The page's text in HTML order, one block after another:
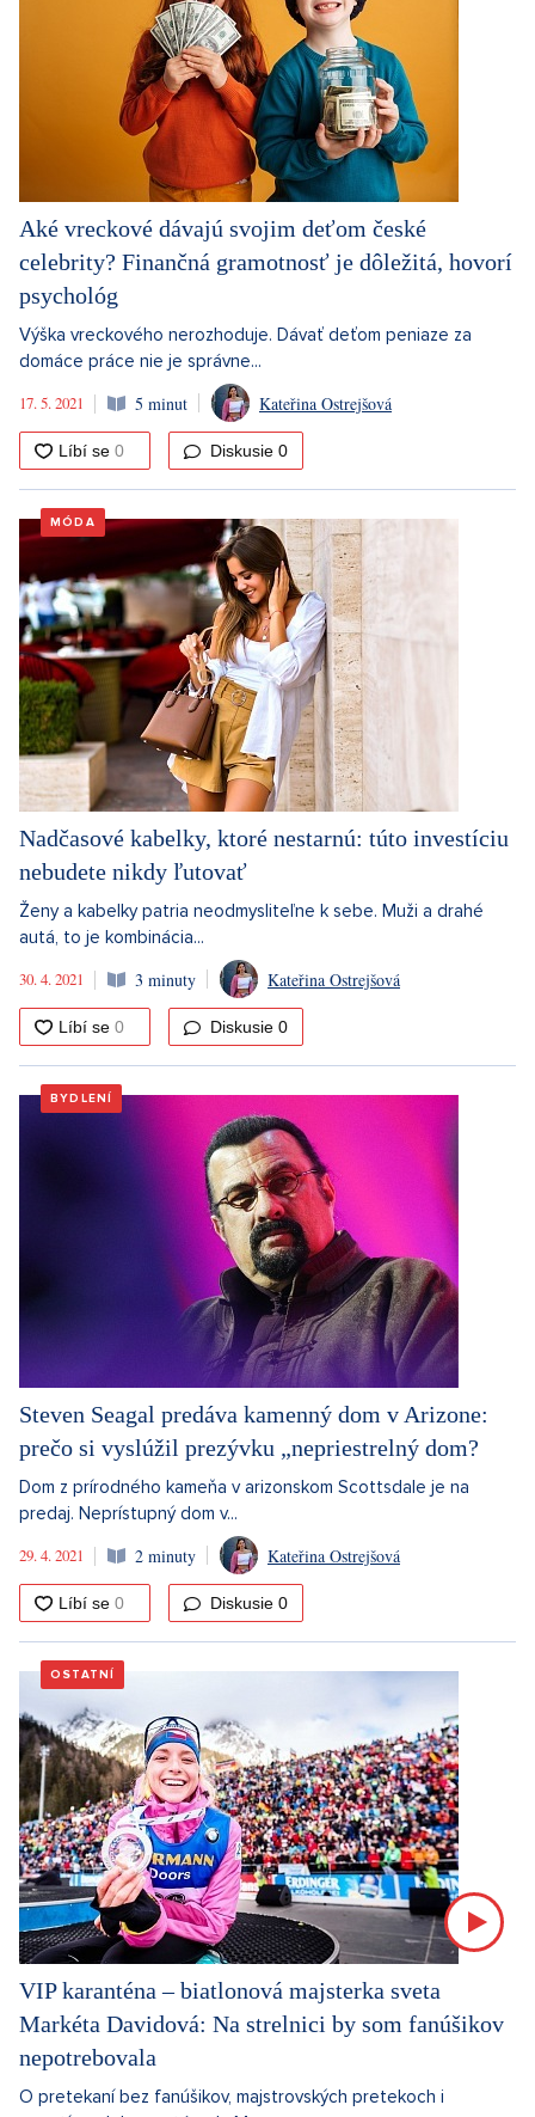
Aké vreckové dávajú svojim deťom české
celebrity? Finančná gramotnosť je dôležitá, hovorí
psychológ
Výška vreckového nerozhoduje. Dávať deťom peniaze za
domáce práce nie je správne...
17. 5. 2021
5 minut Kateřina Ostrejšová
Diskusie 0
MÓDA
Nadčasové kabelky, ktoré nestarnú: túto investíciu
nebudete nikdy ľutovať
Ženy a kabelky patria neodmysliteľne k sebe. Muži a drahé
autá, to je kombinácia...
30. 4. 2021
3 minuty Kateřina Ostrejšová
Diskusie 0
BYDLENÍ
Steven Seagal predáva kamenný dom v Arizone:
prečo si vyslúžil prezývku „nepriestrelný dom?
Dom z prírodného kameňa v arizonskom Scottsdale je na
predaj. Neprístupný dom v...
29. 4. 2021
2 minuty Kateřina Ostrejšová
Diskusie 0
OSTATNÍ
VIP karanténa – biatlonová majsterka sveta
Markéta Davidová: Na strelnici by som fanúšikov
nepotrebovala
O pretekaní bez fanúšikov, majstrovských pretekoch i